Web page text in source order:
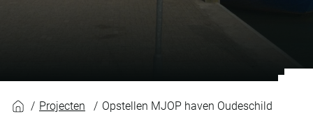
Projecten Opstellen MJOP haven Oudeschild